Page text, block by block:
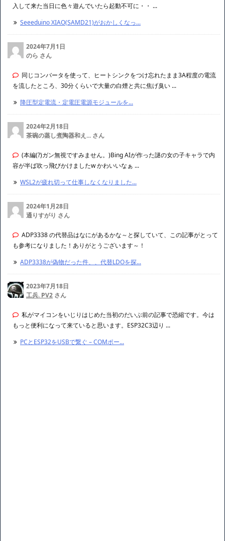
入して来た当日に色々遊んでいたら起動不可に・・ ...
Seeeduino XIAO(SAMD21)がおかしくなっ...
2024年7月1日
のら さん
同じコンバータを使って、ヒートシンクをつけ忘れたまま3A程度の電流
を流したところ、30分くらいで大量の白煙と共に焦げ臭い ...
降圧型定電流・定電圧電源モジュールを...
2024年2月18日
茶碗の蒸し煮陶器和え... さん
(本編(?)ガン無視ですみません。)Bing AIが作った謎の女の子キャラで内
容が半ば吹っ飛びかけましたw かわいいなぁ ...
WSL2が疲れ切って仕事しなくなりました...
2024年1月28日
通りすがり さん
ADP3338 の代替品はなにがあるかな～と探していて、この記事がとって
も参考になりました！ありがとうございます～！
ADP3338が偽物だった件、、代替LDOを探...
2023年7月18日
工兵. PV2 さん
私がマイコンをいじりはじめた当初のだいぶ前の記事で恐縮です。今は
もっと便利になって来ていると思います。ESP32C3辺り ...
PCとESP32をUSBで繋ぐ – COMポー...